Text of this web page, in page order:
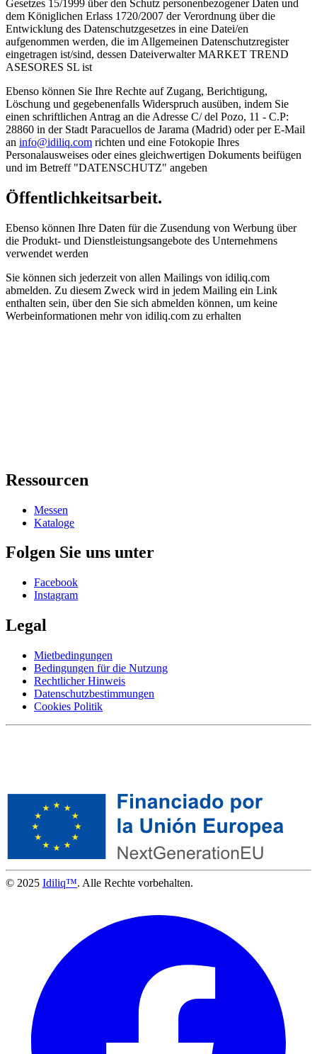
Gesetzes 15/1999 über den Schutz personenbezogener Daten und
dem Königlichen Erlass 1720/2007 der Verordnung über die
Entwicklung des Datenschutzgesetzes in eine Datei/en
aufgenommen werden, die im Allgemeinen Datenschutzregister
eingetragen ist/sind, dessen Dateiverwalter MARKET TREND
ASESORES SL ist
Ebenso können Sie Ihre Rechte auf Zugang, Berichtigung,
Löschung und gegebenenfalls Widerspruch ausüben, indem Sie
einen schriftlichen Antrag an die Adresse C/ del Pozo, 11 - C.P:
28860 in der Stadt Paracuellos de Jarama (Madrid) oder per E-Mail
an info@idiliq.com richten und eine Fotokopie Ihres
Personalausweises oder eines gleichwertigen Dokuments beifügen
und im Betreff "DATENSCHUTZ" angeben
Öffentlichkeitsarbeit.
Ebenso können Ihre Daten für die Zusendung von Werbung über
die Produkt- und Dienstleistungsangebote des Unternehmens
verwendet werden
Sie können sich jederzeit von allen Mailings von idiliq.com
abmelden. Zu diesem Zweck wird in jedem Mailing ein Link
enthalten sein, über den Sie sich abmelden können, um keine
Werbeinformationen mehr von idiliq.com zu erhalten
Ressourcen
Messen
Kataloge
Folgen Sie uns unter
Facebook
Instagram
Legal
Mietbedingungen
Bedingungen für die Nutzung
Rechtlicher Hinweis
Datenschutzbestimmungen
Cookies Politik
© 2025 Idiliq™. Alle Rechte vorbehalten.